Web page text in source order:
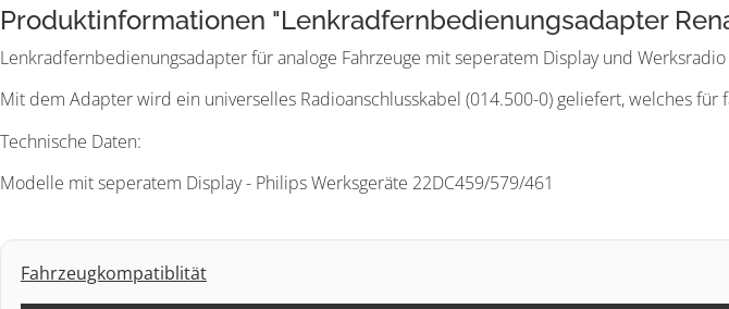
Produktinformationen "Lenkradfernbedienungsadapter
Lenkradfernbedienungsadapter für analoge Fahrzeuge mit seperatem Display und
Mit dem Adapter wird ein universelles Radioanschlusskabel (014.500-0) geliefert, welches für
Technische Daten:
Modelle mit seperatem Display - Philips Werksgeräte 22DC459/579/461
Fahrzeugkompatiblität